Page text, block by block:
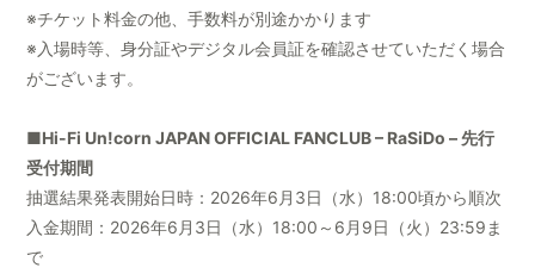
※チケット料金の他、手数料が別途かかります
※入場時等、身分証やデジタル会員証を確認させていただく場合
がございます。
■Hi-Fi Un!corn JAPAN OFFICIAL FANCLUB – RaSiDo – 先行
受付期間
抽選結果発表開始日時：2026年6月3日（水）18:00頃から順次
入金期間：2026年6月3日（水）18:00～6月9日（火）23:59ま
で